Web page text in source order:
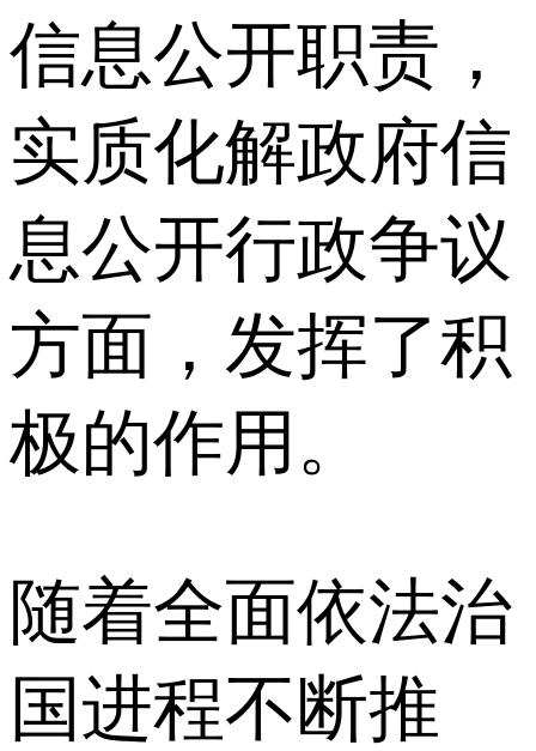
信息公开职责，
实质化解政府信
息公开行政争议
方面，发挥了积
极的作用。
随着全面依法治
国进程不断推